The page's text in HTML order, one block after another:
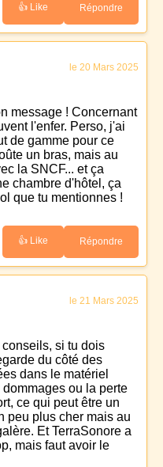
👍 Like Répondre
le 20 Mars 2025
message ! Concernant
l'enfer. Perso, j'ai
de gamme pour ce
un bras, mais au
la SNCF... et ça
chambre d'hôtel, ça
que tu mentionnes !
👍 Like Répondre
le 21 Mars 2025
si tu dois
du côté des
dans le matériel
ou la perte
ce qui peut être un
peu plus cher mais au
Et TerraSonore a
mais faut avoir le